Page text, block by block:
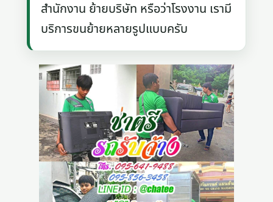
สำนักงาน ย้ายบริษัท หรือว่าโรงงาน เรามี
บริการขนย้ายหลายรูปแบบครับ